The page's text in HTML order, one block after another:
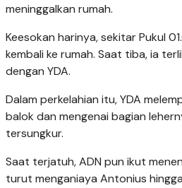
meninggalkan rumah.
Keesokan harinya, sekitar Pukul
kembali ke rumah. Saat tiba, ia
dengan YDA.
Dalam perkelahian itu, YDA
balok dan mengenai bagian
tersungkur.
Saat terjatuh, ADN pun ikut
turut menganiaya Antonius